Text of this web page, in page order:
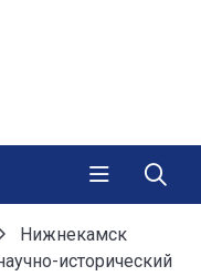
Нижнекамск
исторический